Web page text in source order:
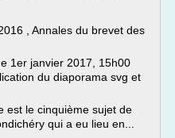
, Annales du brevet des
1er janvier 2017, 15h00
du diaporama svg et
est le cinquième sujet de
qui a eu lieu en...